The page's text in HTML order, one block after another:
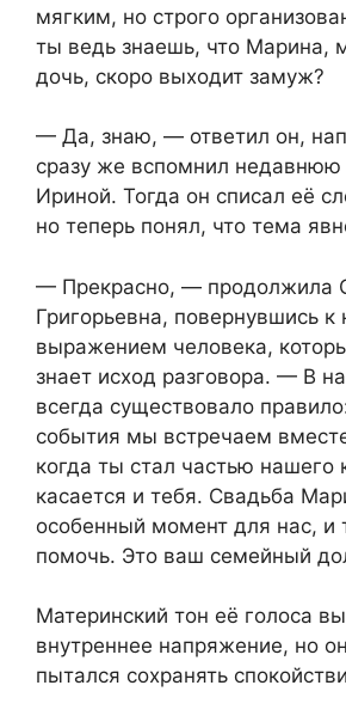
мягким, но строго
ты ведь знаешь, что Марина,
дочь, скоро выходит замуж?
— Да, знаю, — ответил он,
сразу же вспомнил недавнюю
Ириной. Тогда он списал её
но теперь понял, что тема
— Прекрасно, — продолжила
Григорьевна, повернувшись к
выражением человека,
знает исход разговора. — В
всегда существовало
события мы встречаем
когда ты стал частью нашего
касается и тебя. Свадьба
особенный момент для нас, и
помочь. Это ваш семейный
Материнский тон её голоса
внутреннее напряжение, но
пытался сохранять